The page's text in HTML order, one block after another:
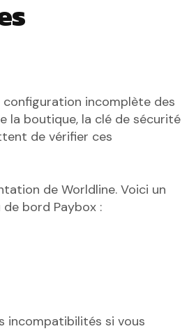
configuration incomplète des
la boutique, la clé de sécurité
de vérifier ces
de Worldline. Voici un
bord Paybox :
incompatibilités si vous